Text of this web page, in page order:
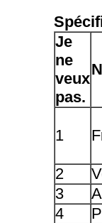
Je
ne
veux
pas.
1
2
3
4